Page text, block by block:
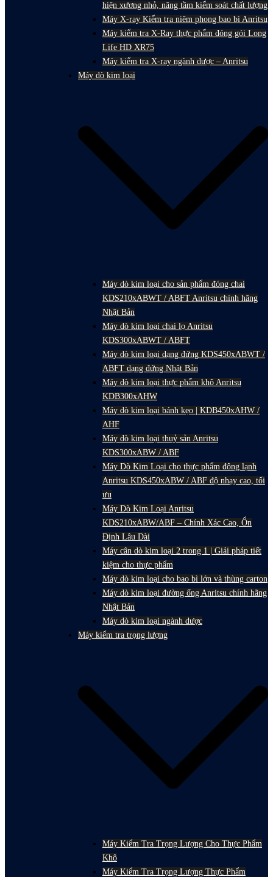
hiện xương nhỏ, nâng tầm kiểm soát chất lượng
Máy X-ray Kiểm tra niêm phong bao bì Anritsu
Máy kiểm tra X-Ray thực phẩm đóng gói Long
Life HD XR75
Máy kiểm tra X-ray ngành dược – Anritsu
Máy dò kim loại
Máy dò kim loại cho sản phẩm đóng chai
KDS210xABWT / ABFT Anritsu chính hãng
Nhật Bản
Máy dò kim loại chai lọ Anritsu
KDS300xABWT / ABFT
Máy dò kim loại dạng đứng KDS450xABWT /
ABFT dạng đứng Nhật Bản
Máy dò kim loại thực phẩm khô Anritsu
KDB300xAHW
Máy dò kim loại bánh kẹo | KDB450xAHW /
AHF
Máy dò kim loại thuỷ sản Anritsu
KDS300xABW / ABF
Máy Dò Kim Loại cho thực phẩm đông lạnh
Anritsu KDS450xABW / ABF độ nhạy cao, tối
ưu
Máy Dò Kim Loại Anritsu
KDS210xABW/ABF – Chính Xác Cao, Ổn
Định Lâu Dài
Máy cân dò kim loại 2 trong 1 | Giải pháp tiết
kiệm cho thực phẩm
Máy dò kim loại cho bao bì lớn và thùng carton
Máy dò kim loại đường ống Anritsu chính hãng
Nhật Bản
Máy dò kim loại ngành dược
Máy kiểm tra trọng lượng
Máy Kiểm Tra Trọng Lượng Cho Thực Phẩm
Khô
Máy Kiểm Tra Trọng Lượng Thực Phẩm